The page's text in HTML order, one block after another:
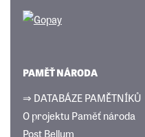
PAMĚŤ NÁRODA
⇒ DATABÁZE PAMĚTNÍKŮ
O projektu Paměť národa
Post Bellum